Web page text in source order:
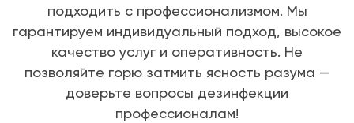
подходить с профессионализмом. Мы
гарантируем индивидуальный подход, высокое
качество услуг и оперативность. Не
позволяйте горю затмить ясность разума —
доверьте вопросы дезинфекции
профессионалам!